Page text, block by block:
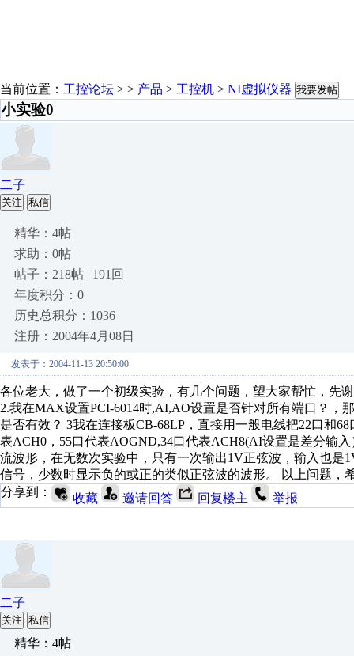
当前位置： 工控论坛 > > 产品 > 工控机 > NI虚拟仪器 我要发帖
小实验0
二子
关注 私信
精华：4帖
求助：0帖
帖子：218帖 | 191回
年度积分：0
历史总积分：1036
注册：2004年4月08日
发表于：2004-11-13 20:50:00
各位老大，做了一个初级实验，有几个问题，望大家帮忙，先
2.我在MAX设置PCI-6014时,AI,AO设置是否针对所有端口？
是否有效？ 3我在连接板CB-68LP，直接用一般电线把22口和
表ACH0，55口代表AOGND,34口代表ACH8(AI设置是差分输
流波形，在无数次实验中，只有一次输出1V正弦波，输入也
信号，少数时显示负的或正的类似正弦波的波形。 以上问题，
分享到：
收藏 邀请回答 回复楼主 举报
二子
关注 私信
精华：4帖